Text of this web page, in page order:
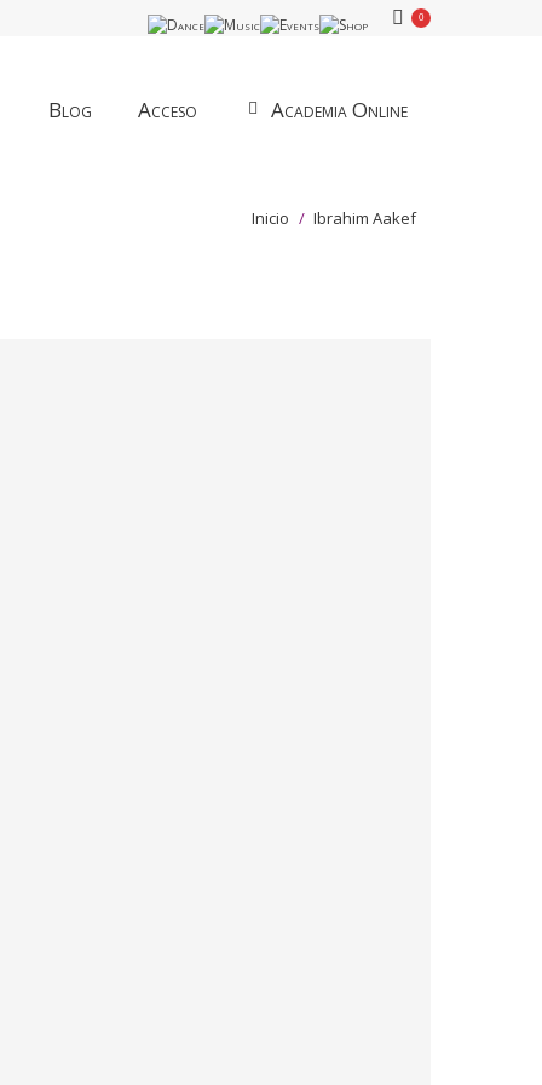
0
Blog Acceso Academia Online
Estás aquí:
Inicio Ibrahim Aakef